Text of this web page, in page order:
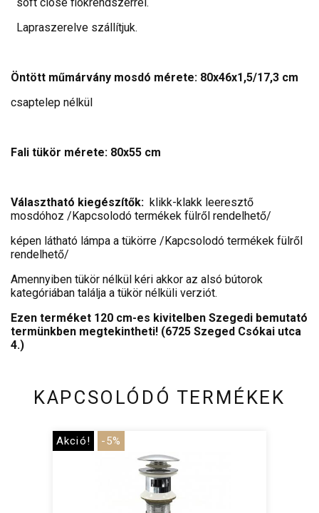
soft close fiókrendszerrel.
Lapraszerelve szállítjuk.
Öntött műmárvány mosdó mérete: 80x46x1,5/17,3 cm
csaptelep nélkül
Fali tükör mérete: 80x55 cm
Választható kiegészítők: klikk-klakk leeresztő
mosdóhoz /Kapcsolodó termékek fülről rendelhető/
képen látható lámpa a tükörre /Kapcsolodó termékek fülről
rendelhető/
Amennyiben tükör nélkül kéri akkor az alsó bútorok
kategóriában találja a tükör nélküli verziót.
Ezen terméket 120 cm-es kivitelben Szegedi bemutató
termünkben megtekintheti! (6725 Szeged Csókai utca
4.)
KAPCSOLÓDÓ TERMÉKEK
Akció! -5%